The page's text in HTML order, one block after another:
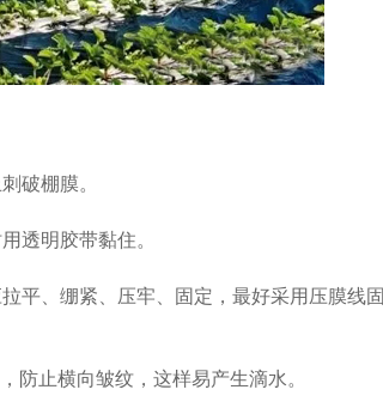
破棚膜。
透明胶带黏住。
平、绷紧、压牢、固定，最好采用压膜线固
防止横向皱纹，这样易产生滴水。